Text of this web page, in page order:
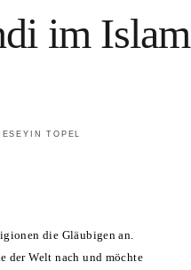
im Islam
TOPEL
die Gläubigen an.
der Welt nach und möchte